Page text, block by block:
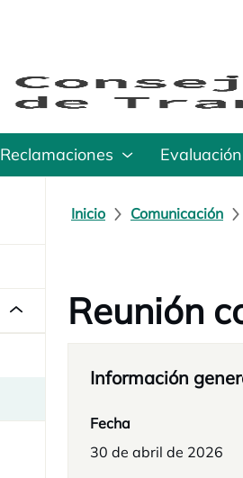
Reclamaciones Evaluación
Inicio Comunicación
Reunión
Información
Fecha
30 de abril de 2026